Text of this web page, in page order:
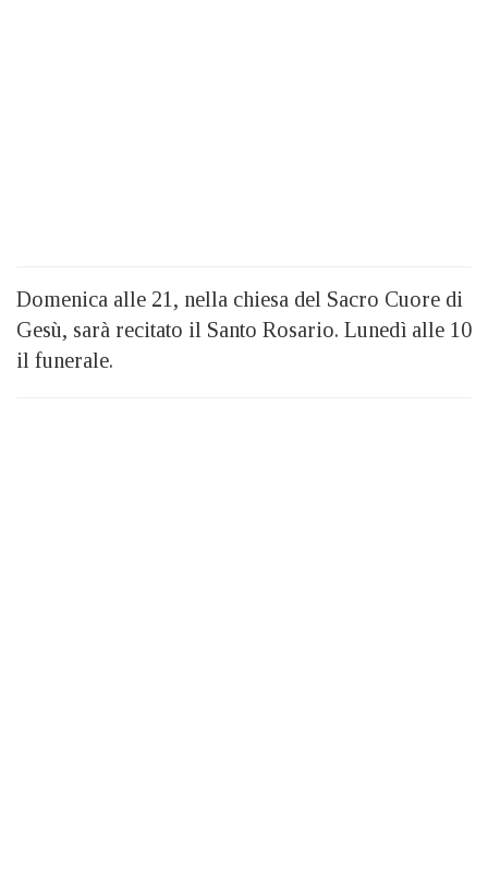
Domenica alle 21, nella chiesa del Sacro Cuore di
Gesù, sarà recitato il Santo Rosario. Lunedì alle 10
il funerale.